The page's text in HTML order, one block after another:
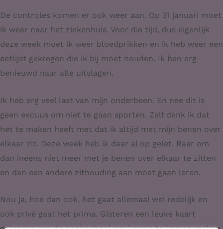
De controles komen er ook weer aan. Op 31 januari moet
ik weer naar het ziekenhuis. Voor die tijd, dus eigenlijk
deze week moet ik weer bloedprikken en ik heb weer een
eetlijst gekregen die ik bij moet houden. Ik ben erg
benieuwd naar alle uitslagen.
Ik heb erg veel last van mijn onderbeen. En nee dit is
geen excuus om niet te gaan sporten. Zelf denk ik dat
het te maken heeft met dat ik altijd met mijn benen over
elkaar zit. Deze week heb ik daar al op gelet. Raar om
dan ineens niet meer met je benen over elkaar te zitten
en dan een andere zithouding aan moet gaan leren.
Nou ja, hoe dan ook, het gaat allemaal wel redelijk en
ook privé gaat het prima. Gisteren een leuke kaart